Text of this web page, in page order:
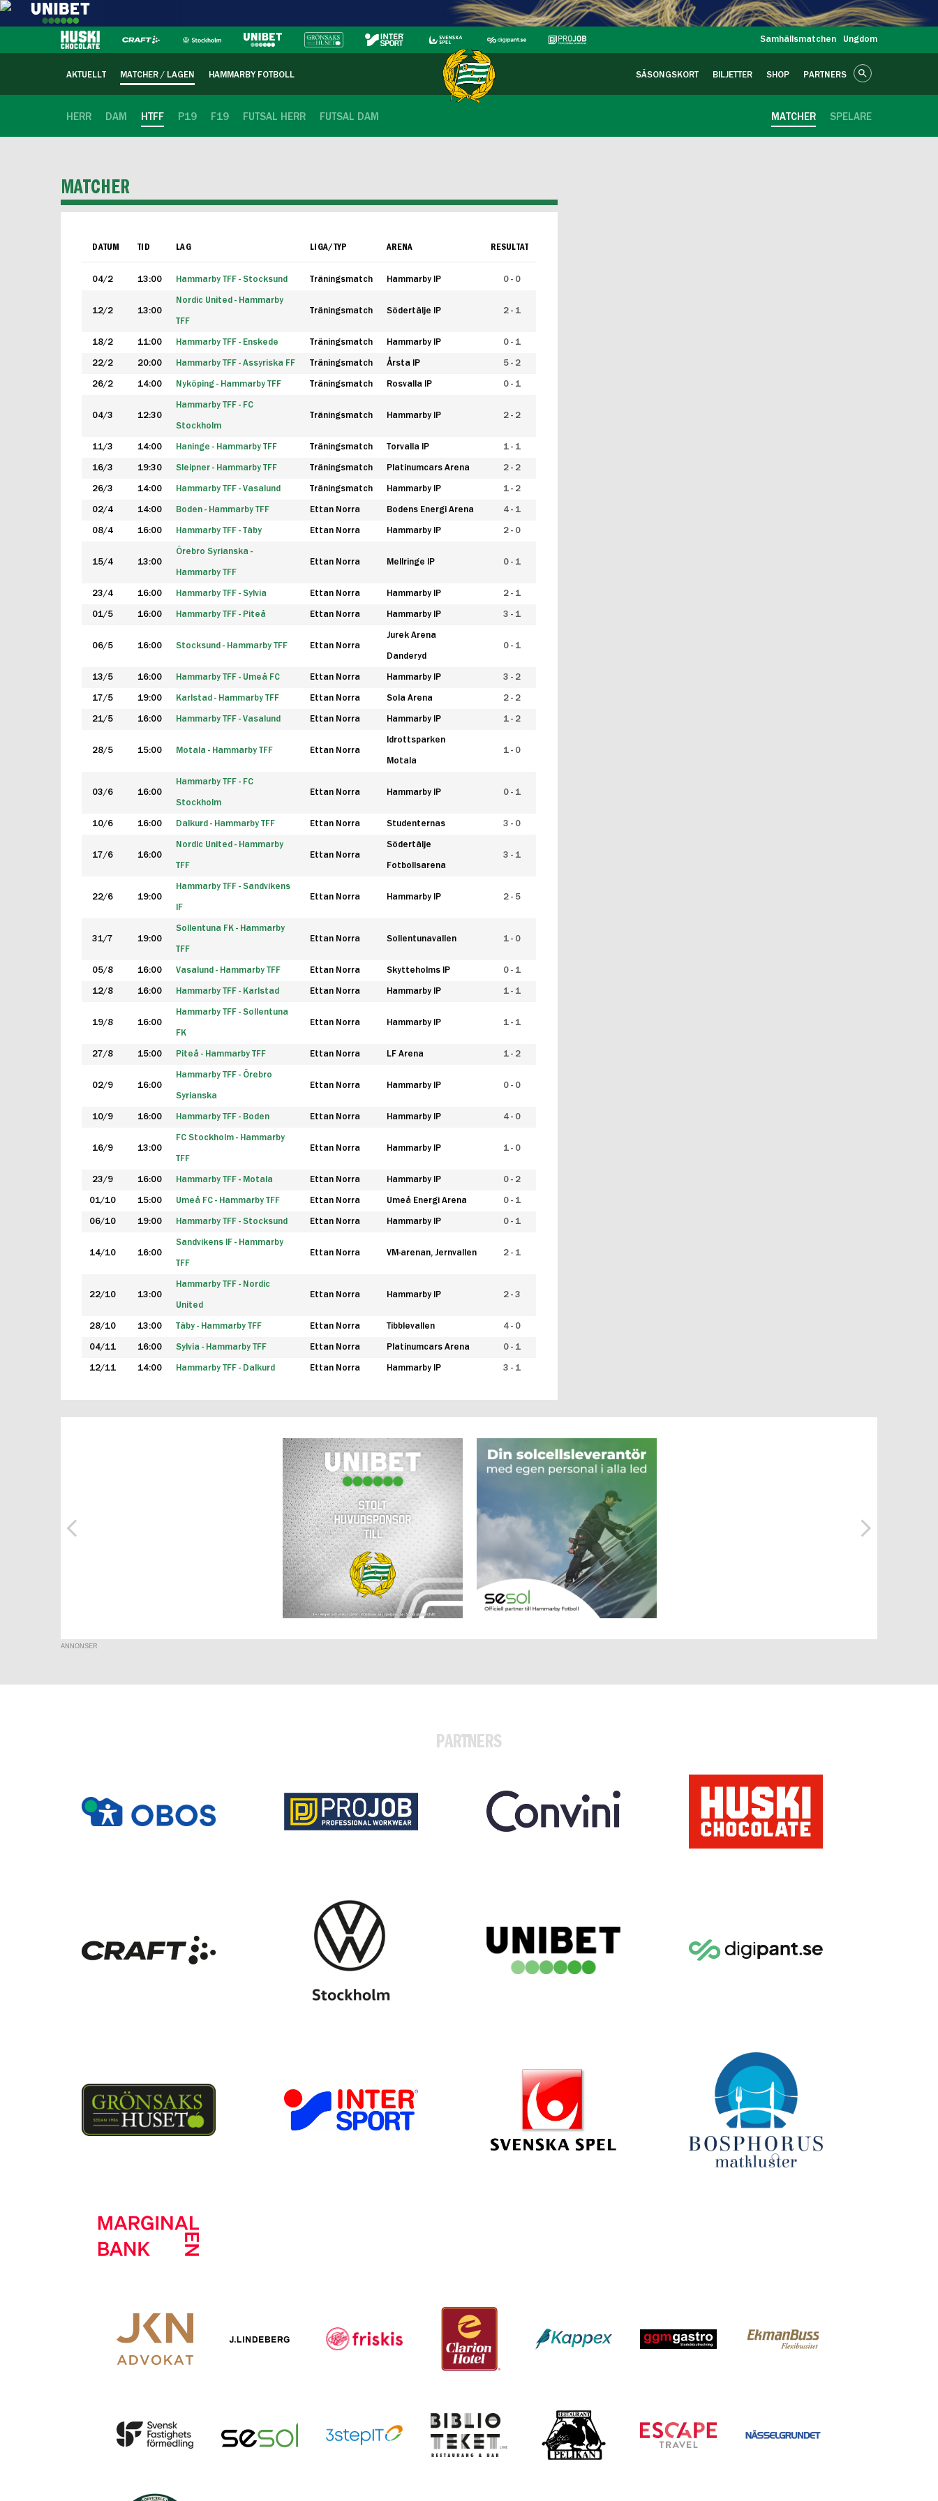
Samhällsmatchen Ungdom
AKTUELLT MATCHER / LAGEN HAMMARBY FOTBOLL SÄSONGSKORT BILJETTER SHOP PARTNERS
HERR DAM HTFF P19 F19 FUTSAL HERR FUTSAL DAM SPELARE
MATCHER
MATCHER
DATUM TID LAG LIGA/TYP ARENA RESULTAT
04/2 13:00 Hammarby TFF - Stocksund Träningsmatch Hammarby IP 0 - 0
12/2 13:00
Nordic United - Hammarby
TFF
Träningsmatch Södertälje IP 2 - 1
18/2 11:00 Hammarby TFF - Enskede Träningsmatch Hammarby IP 0 - 1
22/2 20:00 Hammarby TFF - Assyriska FF Träningsmatch Årsta IP 5 - 2
26/2 14:00 Nyköping - Hammarby TFF Träningsmatch Rosvalla IP 0 - 1
04/3 12:30
Hammarby TFF - FC
Stockholm
Träningsmatch Hammarby IP 2 - 2
11/3 14:00 Haninge - Hammarby TFF Träningsmatch Torvalla IP 1 - 1
16/3 19:30 Sleipner - Hammarby TFF Träningsmatch Platinumcars Arena 2 - 2
26/3 14:00 Hammarby TFF - Vasalund Träningsmatch Hammarby IP 1 - 2
02/4 14:00 Boden - Hammarby TFF Ettan Norra Bodens Energi Arena 4 - 1
08/4 16:00 Hammarby TFF - Täby Ettan Norra Hammarby IP 2 - 0
15/4 13:00
Örebro Syrianska -
Hammarby TFF
Ettan Norra Mellringe IP 0 - 1
23/4 16:00 Hammarby TFF - Sylvia Ettan Norra Hammarby IP 2 - 1
01/5 16:00 Hammarby TFF - Piteå Ettan Norra Hammarby IP 3 - 1
06/5 16:00 Stocksund - Hammarby TFF Ettan Norra
Jurek Arena
Danderyd
0 - 1
13/5 16:00 Hammarby TFF - Umeå FC Ettan Norra Hammarby IP 3 - 2
17/5 19:00 Karlstad - Hammarby TFF Ettan Norra Sola Arena 2 - 2
21/5 16:00 Hammarby TFF - Vasalund Ettan Norra Hammarby IP 1 - 2
28/5 15:00 Motala - Hammarby TFF Ettan Norra
Idrottsparken
Motala
1 - 0
03/6 16:00
Hammarby TFF - FC
Stockholm
Ettan Norra Hammarby IP 0 - 1
10/6 16:00 Dalkurd - Hammarby TFF Ettan Norra Studenternas 3 - 0
17/6 16:00
Nordic United - Hammarby
TFF
Ettan Norra
Södertälje
Fotbollsarena
3 - 1
22/6 19:00
Hammarby TFF - Sandvikens
IF
Ettan Norra Hammarby IP 2 - 5
31/7 19:00
Sollentuna FK - Hammarby
TFF
Ettan Norra Sollentunavallen 1 - 0
05/8 16:00 Vasalund - Hammarby TFF Ettan Norra Skytteholms IP 0 - 1
12/8 16:00 Hammarby TFF - Karlstad Ettan Norra Hammarby IP 1 - 1
19/8 16:00
Hammarby TFF - Sollentuna
FK
Ettan Norra Hammarby IP 1 - 1
27/8 15:00 Piteå - Hammarby TFF Ettan Norra LF Arena 1 - 2
02/9 16:00
Hammarby TFF - Örebro
Syrianska
Ettan Norra Hammarby IP 0 - 0
10/9 16:00 Hammarby TFF - Boden Ettan Norra Hammarby IP 4 - 0
16/9 13:00
FC Stockholm - Hammarby
TFF
Ettan Norra Hammarby IP 1 - 0
23/9 16:00 Hammarby TFF - Motala Ettan Norra Hammarby IP 0 - 2
01/10 15:00 Umeå FC - Hammarby TFF Ettan Norra Umeå Energi Arena 0 - 1
06/10 19:00 Hammarby TFF - Stocksund Ettan Norra Hammarby IP 0 - 1
14/10 16:00
Sandvikens IF - Hammarby
TFF
Ettan Norra VM-arenan, Jernvallen 2 - 1
22/10 13:00
Hammarby TFF - Nordic
United
Ettan Norra Hammarby IP 2 - 3
28/10 13:00 Täby - Hammarby TFF Ettan Norra Tibblevallen 4 - 0
04/11 16:00 Sylvia - Hammarby TFF Ettan Norra Platinumcars Arena 0 - 1
12/11 14:00 Hammarby TFF - Dalkurd Ettan Norra Hammarby IP 3 - 1
ANNONSER
PARTNERS